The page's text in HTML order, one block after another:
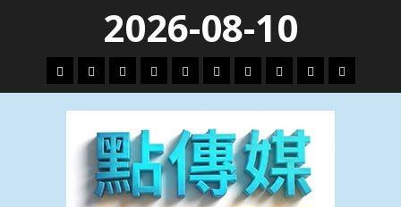
content
2026-08-10
頭
條
財
經
地
方.
會
文
教.
技
專
題
娛
樂
劇
政
治
國
際
運
動
生
活